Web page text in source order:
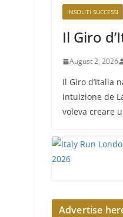
INSOLITI SUCCESSI
Il Giro
August 2, 2026
Il Giro d’Italia
intuizione de
voleva creare
Advertise